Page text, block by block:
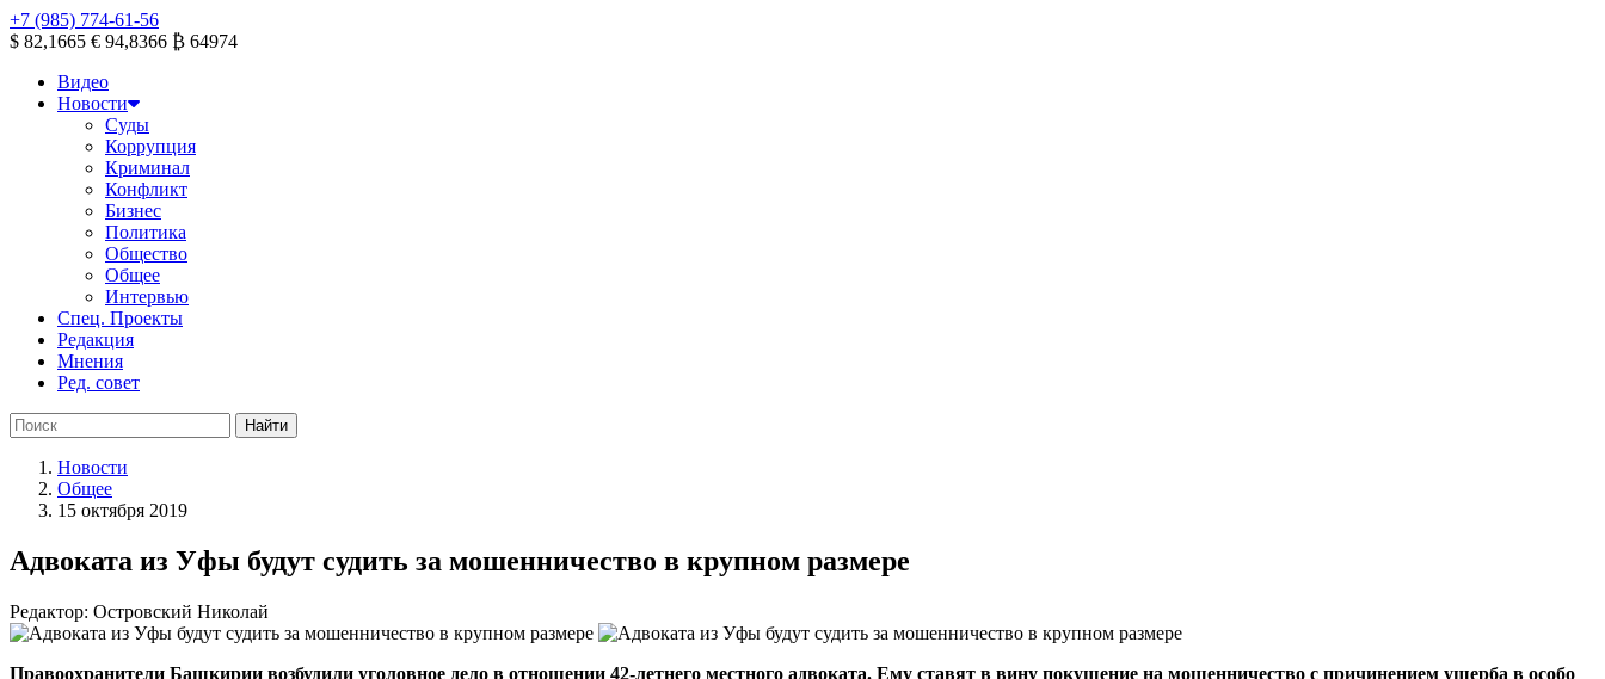
+7 (985) 774-61-56
$ 82,1665 € 94,8366 ₿ 64974
Видео
Новости
Суды
Коррупция
Криминал
Конфликт
Бизнес
Политика
Общество
Общее
Интервью
Спец. Проекты
Редакция
Мнения
Ред. совет
Новости
Общее
15 октября 2019
Адвоката из Уфы будут судить за мошенничество в крупном размере
Редактор: Островский Николай
Правоохранители Башкирии возбудили уголовное дело в отношении 42-летнего местного адвоката. Ему ставят в вину покушение на мошенничество с причинением ущерба в особо